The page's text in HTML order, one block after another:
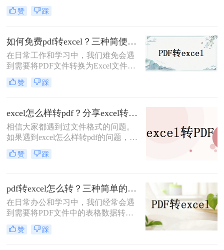
档的查看和分享，而Excel则广泛用于
数据的管理、分析和处理。有时，您
Excel格式，以便更好地进行数据分析
或编辑。本文将指导您pdf怎么转
excel，并介绍两种常用的方法。
赞 踩
如何免费pdf转excel？三种简便方法分享！
在日常工作和学习中，我们难免会遇
到需要将PDF文件转换为Excel文件的
需求，以便对数据进行编辑和分析。
然而，市面上付费软件琳琅满目，若
这一目的可能有些困难。那么如何免
费pdf转excel呢？本文将为您介绍三种
简单又有效的方法，帮助您免费将
PDF文件转换为Excel文件。
赞 踩
excel怎么样转pdf？分享excel转pdf最实用的方法
相信大家都遇到过文件格式的问题。
如果遇到excel怎么样转pdf的问题，大
家是怎么解决的呢？当您遇到文件转
换问题时，您可以使用专业的excel转
下excel转pdf的操作。
赞 踩
pdf转excel怎么转？三种简单的方法教会你！
在日常办公和学习中，我们经常会遇
到需要将PDF文件中的表格数据转换
为Excel格式的需求。Excel以其强大
的数据处理和分析功能，使得转换后
赞 踩